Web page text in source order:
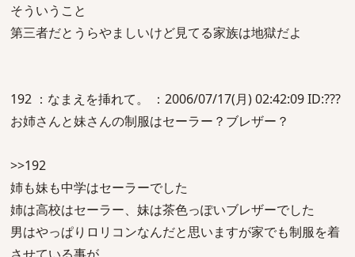
そういうこと
第三者だとうらやましいけど見てる家族は地獄だよ
192 ：なまえを挿れて。 ：2006/07/17(月) 02:42:09 ID:???
お姉さんと妹さんの制服はセーラー？ブレザー？
>>192
姉も妹も中学はセーラーでした
姉は高校はセーラー、妹は茶色っぽいブレザーでした
男はやっぱりロリコンなんだと思いますが家でも制服を着